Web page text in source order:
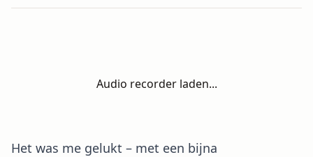
Audio recorder laden...
Het was me gelukt – met een bijna